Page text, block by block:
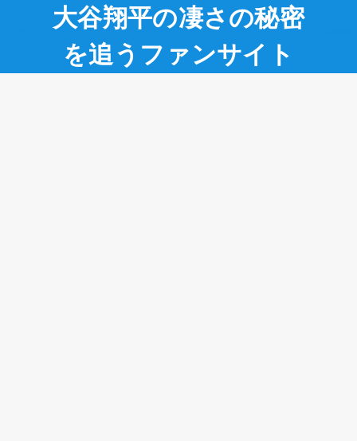
大谷翔平の凄さの秘密
を追うファンサイト